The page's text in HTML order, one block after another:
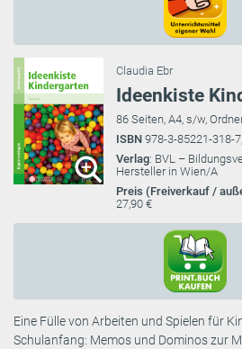
Claudia Ebr
Ideenkiste
86 Seiten, A4, s/w,
ISBN 978-3-85221-318-7,
Verlag: BVL –
Hersteller in Wien/A
Preis (Freiverkauf /
27,90 €
Eine Fülle von Arbeiten und Spielen für
Schulanfang: Memos und Dominos zur